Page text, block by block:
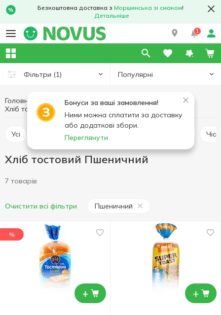
Безкоштовна доставка з Моршинська зі смаком!
Детальніше
1
Фільтри (1) Популярні
Бонуси за ваші замовлення!
Ними можна сплатити за доставку
або додаткові збори.
Переглянути
Головна Пекарня
Хлібобулочні вироби
Хліб тостовий
Хліб тостовий Пшеничний
Усі Хліб класичний
Хліб тостовий Пшеничний
7 товарів
Очистити всі фільтри Пшеничний
+
%
+